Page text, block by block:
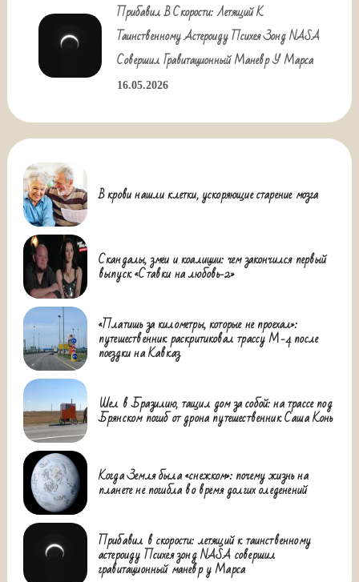
Прибавил В Скорости: Летящий К
Таинственному Астероиду Психея Зонд NASA
Совершил Гравитационный Маневр У Марса
16.05.2026
В крови нашли клетки, ускоряющие старение мозга
Скандалы, змеи и коалиции: чем закончился первый
выпуск «Ставки на любовь-2»
«Платишь за километры, которые не проехал»:
путешественник раскритиковал трассу М-4 после
поездки на Кавказ
Шел в Бразилию, тащил дом за собой: на трассе под
Брянском погиб от дрона путешественник Саша Конь
Когда Земля была «снежком»: почему жизнь на
планете не погибла во время долгих оледенений
Прибавил в скорости: летящий к таинственному
астероиду Психея зонд NASA совершил
гравитационный маневр у Марса